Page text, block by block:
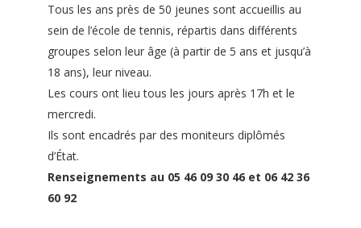
Tous les ans près de 50 jeunes sont accueillis au
sein de l’école de tennis, répartis dans différents
groupes selon leur âge (à partir de 5 ans et jusqu’à
18 ans), leur niveau.
Les cours ont lieu tous les jours après 17h et le
mercredi.
Ils sont encadrés par des moniteurs diplômés
d’État.
Renseignements au 05 46 09 30 46 et 06 42 36
60 92